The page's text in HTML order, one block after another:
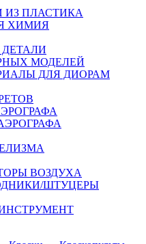
ИЗ ПЛАСТИКА
ХИМИЯ
МОДЕЛЕЙ
ДЛЯ ДИОРАМ
ВОЗДУХА
ШТУЦЕРЫ